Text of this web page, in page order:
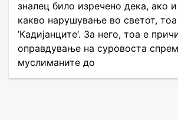
зналец било изречено дека, ако
какво нарушување во светот,
’Кадијанците‘. За него, тоа е
оправдување на суровоста
муслиманите до